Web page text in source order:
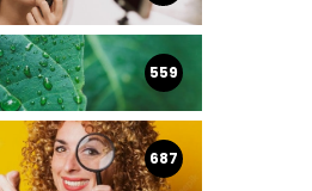
559
687